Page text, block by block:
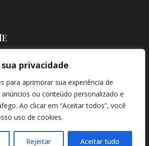
privacidade
para aprimorar sua experiência de
ou conteúdo personalizado e
Ao clicar em “Aceitar todos”, você
uso de cookies.
Rejeitar Aceitar tudo
|
CRIAÇÃO DE SITES